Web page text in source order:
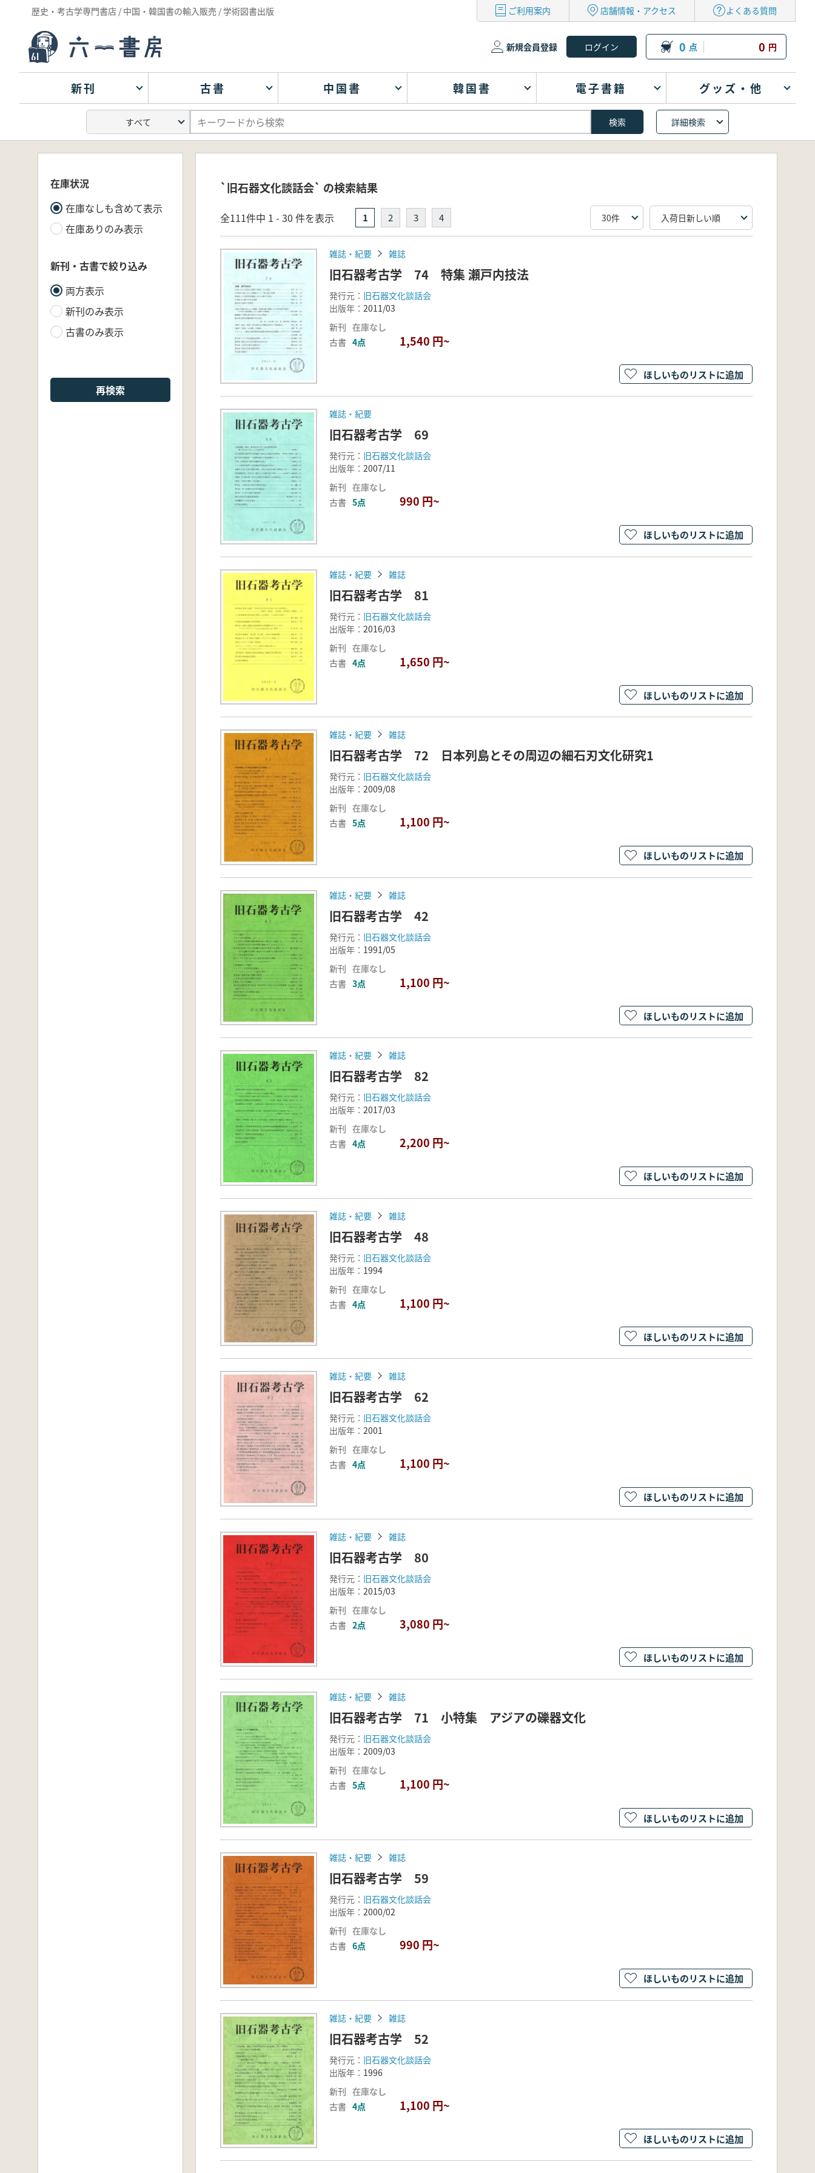
歴史・考古学専門書店 / 中国・韓国書の輸入販売 / 学術図書出版 ご利用案内 店舗情報・アクセス よくある質問
新規会員登録 0 点 0 円
新刊 古書 中国書 韓国書 電子書籍 グッズ・他
詳細検索
在庫状況
在庫なしも含めて表示
在庫ありのみ表示
新刊・古書で絞り込み
両方表示
新刊のみ表示
古書のみ表示
再検索
`旧石器文化談話会` の検索結果
全111件中 1 - 30 件を表示 1 2 3 4
雑誌・紀要 雑誌
旧石器考古学 74 特集 瀬戸内技法
発行元： 旧石器文化談話会
出版年： 2011/03
新刊 在庫なし
古書 4点 1,540 円~
ほしいものリストに追加
雑誌・紀要
旧石器考古学 69
発行元： 旧石器文化談話会
出版年： 2007/11
新刊 在庫なし
古書 5点 990 円~
ほしいものリストに追加
雑誌・紀要 雑誌
旧石器考古学 81
発行元： 旧石器文化談話会
出版年： 2016/03
新刊 在庫なし
古書 4点 1,650 円~
ほしいものリストに追加
雑誌・紀要 雑誌
旧石器考古学 72 日本列島とその周辺の細石刃文化研究1
発行元： 旧石器文化談話会
出版年： 2009/08
新刊 在庫なし
古書 5点 1,100 円~
ほしいものリストに追加
雑誌・紀要 雑誌
旧石器考古学 42
発行元： 旧石器文化談話会
出版年： 1991/05
新刊 在庫なし
古書 3点 1,100 円~
ほしいものリストに追加
雑誌・紀要 雑誌
旧石器考古学 82
発行元： 旧石器文化談話会
出版年： 2017/03
新刊 在庫なし
古書 4点 2,200 円~
ほしいものリストに追加
雑誌・紀要 雑誌
旧石器考古学 48
発行元： 旧石器文化談話会
出版年： 1994
新刊 在庫なし
古書 4点 1,100 円~
ほしいものリストに追加
雑誌・紀要 雑誌
旧石器考古学 62
発行元： 旧石器文化談話会
出版年： 2001
新刊 在庫なし
古書 4点 1,100 円~
ほしいものリストに追加
雑誌・紀要 雑誌
旧石器考古学 80
発行元： 旧石器文化談話会
出版年： 2015/03
新刊 在庫なし
古書 2点 3,080 円~
ほしいものリストに追加
雑誌・紀要 雑誌
旧石器考古学 71 小特集 アジアの礫器文化
発行元： 旧石器文化談話会
出版年： 2009/03
新刊 在庫なし
古書 5点 1,100 円~
ほしいものリストに追加
雑誌・紀要 雑誌
旧石器考古学 59
発行元： 旧石器文化談話会
出版年： 2000/02
新刊 在庫なし
古書 6点 990 円~
ほしいものリストに追加
雑誌・紀要 雑誌
旧石器考古学 52
発行元： 旧石器文化談話会
出版年： 1996
新刊 在庫なし
古書 4点 1,100 円~
ほしいものリストに追加